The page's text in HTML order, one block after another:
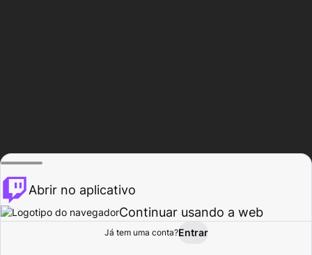
Procurar Atividade
Abrir no aplicativo
Continuar usando a web
Já tem uma conta?Entrar